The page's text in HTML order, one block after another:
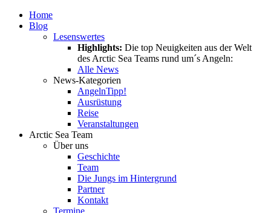
Home
Blog
Lesenswertes
Highlights: Die top Neuigkeiten aus der Welt
des Arctic Sea Teams rund um´s Angeln:
Alle News
News-Kategorien
AngelnTipp!
Ausrüstung
Reise
Veranstaltungen
Arctic Sea Team
Über uns
Geschichte
Team
Die Jungs im Hintergrund
Partner
Kontakt
Termine